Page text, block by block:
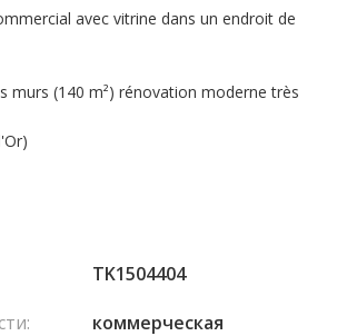
avec vitrine dans un endroit de
murs (140 m²) rénovation moderne très
TK1504404
коммерческая